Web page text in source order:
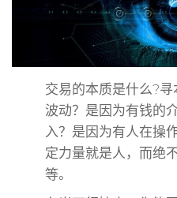
交易的本质是什么?
波动？是因为有钱的
入？是因为有人在操
定力量就是人，而绝
等。